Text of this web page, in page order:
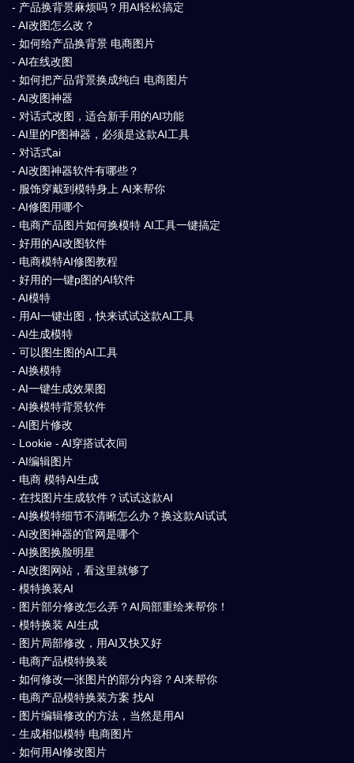
- 产品换背景麻烦吗？用AI轻松搞定
- AI改图怎么改？
- 如何给产品换背景 电商图片
- AI在线改图
- 如何把产品背景换成纯白 电商图片
- AI改图神器
- 对话式改图，适合新手用的AI功能
- AI里的P图神器，必须是这款AI工具
- 对话式ai
- AI改图神器软件有哪些？
- 服饰穿戴到模特身上 AI来帮你
- AI修图用哪个
- 电商产品图片如何换模特 AI工具一键搞定
- 好用的AI改图软件
- 电商模特AI修图教程
- 好用的一键p图的AI软件
- AI模特
- 用AI一键出图，快来试试这款AI工具
- AI生成模特
- 可以图生图的AI工具
- AI换模特
- AI一键生成效果图
- AI换模特背景软件
- AI图片修改
- Lookie - AI穿搭试衣间
- AI编辑图片
- 电商 模特AI生成
- 在找图片生成软件？试试这款AI
- AI换模特细节不清晰怎么办？换这款AI试试
- AI改图神器的官网是哪个
- AI换图换脸明星
- AI改图网站，看这里就够了
- 模特换装AI
- 图片部分修改怎么弄？AI局部重绘来帮你！
- 模特换装 AI生成
- 图片局部修改，用AI又快又好
- 电商产品模特换装
- 如何修改一张图片的部分内容？AI来帮你
- 电商产品模特换装方案 找AI
- 图片编辑修改的方法，当然是用AI
- 生成相似模特 电商图片
- 如何用AI修改图片